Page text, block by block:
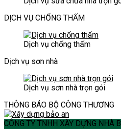
DỊCH VỤ CHỐNG THẤM
Dịch vụ chống thấm
Dịch vụ sơn nhà
Dịch vụ sơn nhà trọn gói
THÔNG BÁO BỘ CÔNG THƯƠNG
CÔNG TY TNHH XÂY DỰNG NHÀ